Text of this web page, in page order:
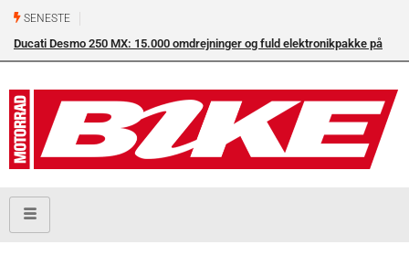
SENESTE
Ducati Desmo 250 MX: 15.000 omdrejninger og fuld elektronikpakke på